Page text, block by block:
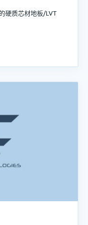
硬质芯材地板/LVT